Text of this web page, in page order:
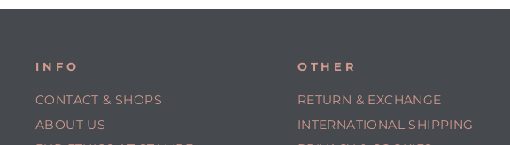
INFO
CONTACT & SHOPS
ABOUT US
OTHER
RETURN & EXCHANGE
INTERNATIONAL SHIPPING